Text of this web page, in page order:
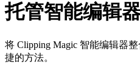
托管智能编辑
将 Clipping Magic 智能编辑器
捷的方法。